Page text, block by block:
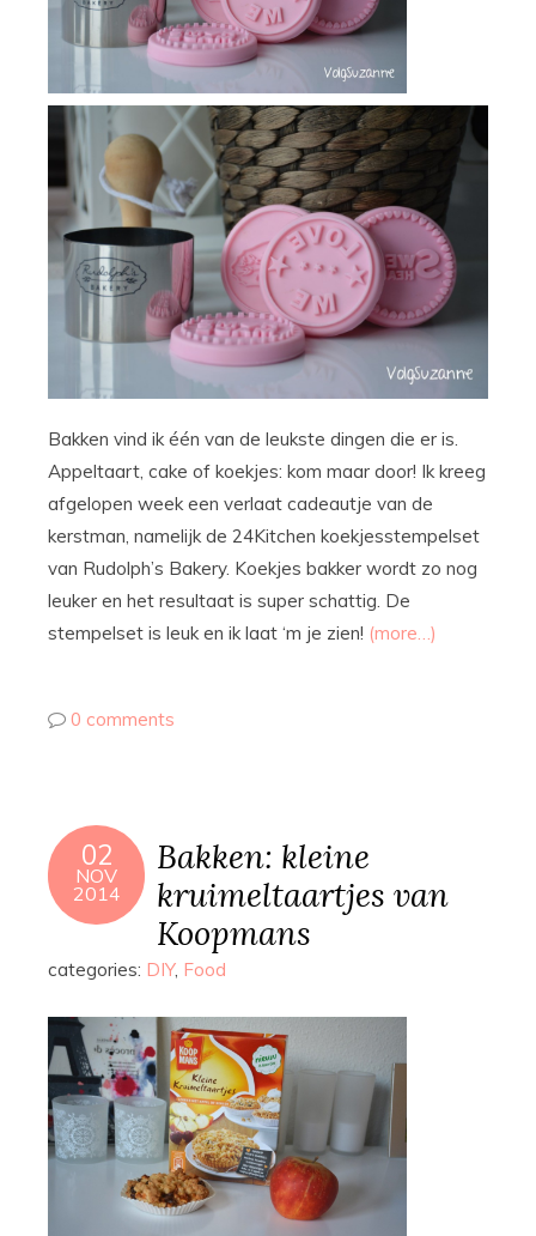
Bakken vind ik één van de leukste dingen die er is.
Appeltaart, cake of koekjes: kom maar door! Ik kreeg
afgelopen week een verlaat cadeautje van de
kerstman, namelijk de 24Kitchen koekjesstempelset
van Rudolph’s Bakery. Koekjes bakker wordt zo nog
leuker en het resultaat is super schattig. De
stempelset is leuk en ik laat ‘m je zien! (more…)
0 comments
02
NOV
2014
Bakken: kleine
kruimeltaartjes van
Koopmans
categories: DIY, Food